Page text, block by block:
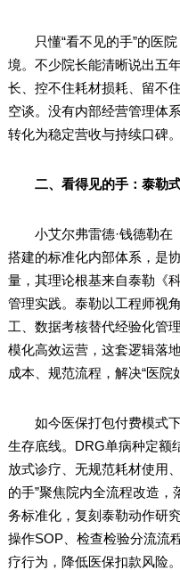
只懂“看不见的手”的医院
境。不少院长能清晰说出五
长、控不住耗材损耗、留不
空谈。没有内部经营管理体
转化为稳定营收与持续口碑。
二、看得见的手：泰勒
小艾尔弗雷德·钱德勒在
搭建的标准化内部体系，是
量，其理论根基来自泰勒《
管理实践。泰勒以工程师视
工、数据考核替代经验化管
模化高效运营，这套逻辑落
成本、规范流程，解决“医院
如今医保打包付费模式下
生存底线。DRG单病种定额
放式诊疗、无规范耗材使用
的手”聚焦院内全流程改造
务标准化，复刻泰勒动作研
操作SOP、检查检验分流流
疗行为，降低医保扣款风险